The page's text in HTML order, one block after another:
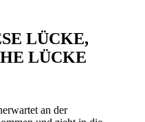
LÜCKE,
LÜCKE
an der